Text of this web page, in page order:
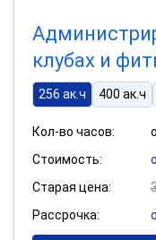
клубах и
256 ак.ч 400 ак.ч
Кол-во часов:
Стоимость:
Старая цена:
Рассрочка: